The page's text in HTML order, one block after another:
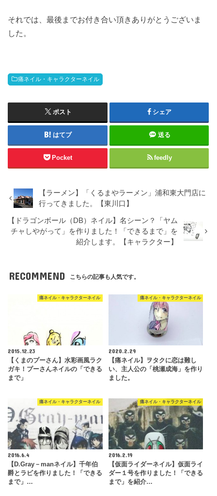
それでは、最後までお付き合い頂きありがとうございま
した。
痛ネイル・キャラクターネイル
ポスト シェア
はてブ 送る
Pocket feedly
【ラーメン】「くるまやラーメン」浦和東大門店に
行ってきました。【東川口】
【ドラゴンボール（DB）ネイル】名シーン？「ヤム
チャしやがって」を作りました！「できるまで」を
紹介します。【キャラクター】
RECOMMEND こちらの記事も人気です。
痛ネイル・キャラクターネイル
2015.12.23
【くまのプーさん】水彩画風ラク
ガキ！プーさんネイルの「できる
まで」
痛ネイル・キャラクターネイル
2020.2.29
【痛ネイル】ヲタクに恋は難し
い、主人公の「桃瀬成海」を作り
ました。
痛ネイル・キャラクターネイル
2016.6.4
【D.Gray－manネイル】千年伯
爵とラビを作りました！「できる
まで」…
痛ネイル・キャラクターネイル
2016.2.19
【仮面ライダーネイル】仮面ライ
ダー１号を作りました！「できる
まで」を紹介…